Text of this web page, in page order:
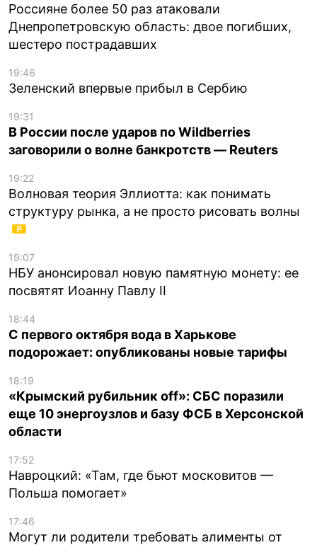
Россияне более 50 раз атаковали
Днепропетровскую область: двое погибших,
шестеро пострадавших
19:46
Зеленский впервые прибыл в Сербию
19:31
В России после ударов по Wildberries
заговорили о волне банкротств — Reuters
19:22
Волновая теория Эллиотта: как понимать
структуру рынка, а не просто рисовать волны
19:07
НБУ анонсировал новую памятную монету: ее
посвятят Иоанну Павлу II
18:44
С первого октября вода в Харькове
подорожает: опубликованы новые тарифы
18:19
«Крымский рубильник off»: СБС поразили
еще 10 энергоузлов и базу ФСБ в Херсонской
области
17:52
Навроцкий: «Там, где бьют московитов —
Польша помогает»
17:46
Могут ли родители требовать алименты от